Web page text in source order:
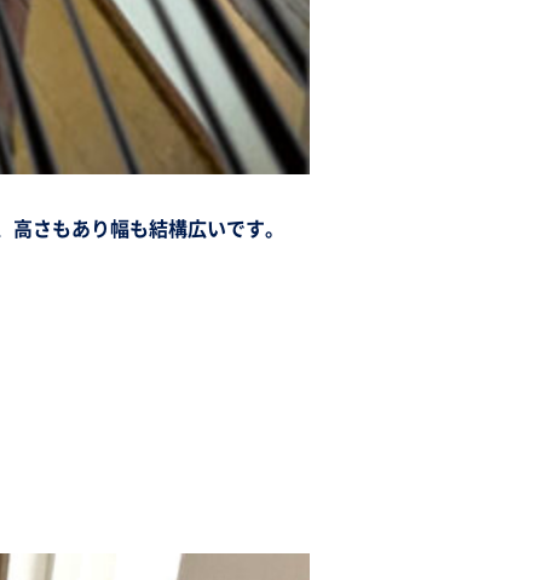
さもあり幅も結構広いです。